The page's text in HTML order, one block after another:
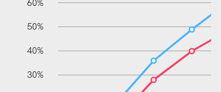
10%
60%
50%
40%
30%